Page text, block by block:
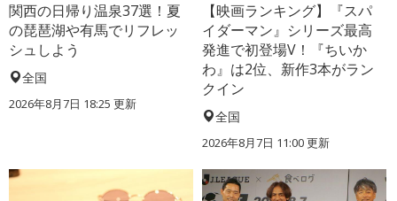
関西の日帰り温泉37選！夏
の琵琶湖や有馬でリフレッ
シュしよう
全国
2026年8月7日 18:25 更新
【映画ランキング】『スパ
イダーマン』シリーズ最高
発進で初登場V！『ちいか
わ』は2位、新作3本がラン
クイン
全国
2026年8月7日 11:00更新